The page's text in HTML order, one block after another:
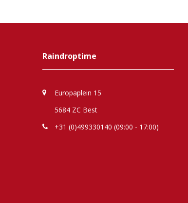
Raindroptime
Europaplein 15
5684 ZC Best
+31 (0)499330140 (09:00 - 17:00)